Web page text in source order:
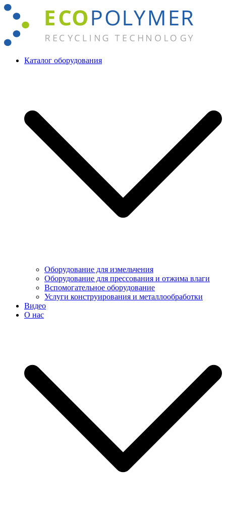
Перейти
содержимому
Каталог оборудования
Оборудование для измельчения
Оборудование для прессования и отжима влаги
Вспомогательное оборудование
Услуги конструирования и металлообработки
Видео
О нас